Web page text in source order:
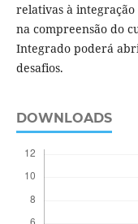
relativas à
na compreensão do
Integrado poderá
desafios.
DOWNLOADS